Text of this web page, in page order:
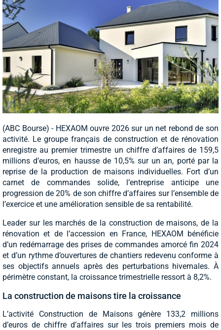
(ABC Bourse) - HEXAOM ouvre 2026 sur un net rebond de son
activité. Le groupe français de construction et de rénovation
enregistre au premier trimestre un chiffre d’affaires de 159,5
millions d’euros, en hausse de 10,5% sur un an, porté par la
reprise de la production de maisons individuelles. Fort d’un
carnet de commandes solide, l’entreprise anticipe une
progression de 20% de son chiffre d’affaires sur l’ensemble de
l’exercice et une amélioration sensible de sa rentabilité.
Leader sur les marchés de la construction de maisons, de la
rénovation et de l’accession en France, HEXAOM bénéficie
d’un redémarrage des prises de commandes amorcé fin 2024
et d’un rythme d’ouvertures de chantiers redevenu conforme à
ses objectifs annuels après des perturbations hivernales. À
périmètre constant, la croissance trimestrielle ressort à 8,2%.
La construction de maisons tire la croissance
L’activité Construction de Maisons génère 133,2 millions
d’euros de chiffre d’affaires sur les trois premiers mois de